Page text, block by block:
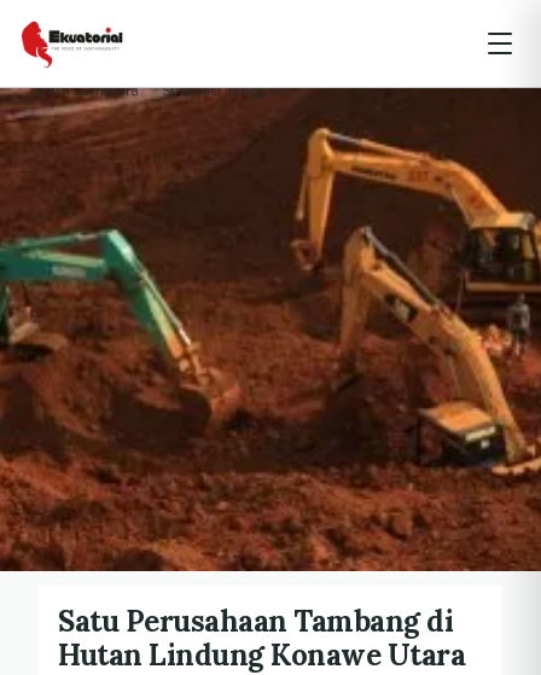
NUSA TENGGARA
Aneka Tambang konawe utara
South Sumatera Sulawesi Tenggara
Satu Perusahaan Tambang di
Hutan Lindung Konawe Utara